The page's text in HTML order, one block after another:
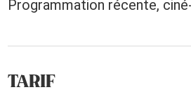
Programmation récente,
TARIF